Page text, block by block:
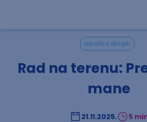
Iskustva drugih
Rad na terenu:
mane
21.11.2025. 5